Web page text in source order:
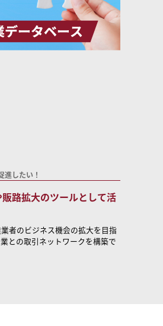
進したい！
路拡大のツールとして活
者のビジネス機会の拡大を目指
との取引ネットワークを構築で